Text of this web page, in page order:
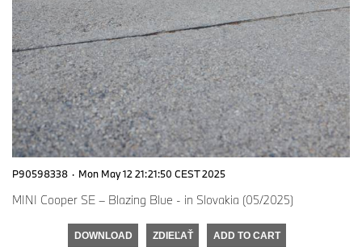
P90598338 · Mon May 12 21:21:50 CEST 2025
MINI Cooper SE – Blazing Blue - in Slovakia (05/2025)
DOWNLOAD ZDIEĽAŤ ADD TO CART